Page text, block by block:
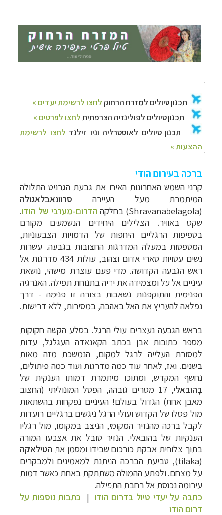
ברכה בעירום הודי
קרני השמש האחרונות האירו את גבעת הגרניט התלולה
המיתמרת מעל העיירהסרוונאבלאגולה
(
Shravanabelagola) בחלקה הדרום-מערבי של הודו.
שקט באוויר. הצלילים היחידים הנשמעים מקורם
בטפיפות הרגליים היחפות של הדמויות הצבעוניות,
המטפסות במעלה המדרגות החצובות בגבעה. עשרות
נשים עטויות סארי אדום וצהוב, עולות 434 מדרגות אל
ראש הגבעה הקדושה. מדי פעם עוצרת מישהי, נושאת
עיניים אל על ומצמידה את ידיה בתנוחת תפילה. האנרגיה
הפנימית והתוקפנות נשאבות בצורה זו פנימה - דרך
נפלאה להעריץ את האל באהבה, במסירות, ללא דרישות.
בראש הגבעה נעצרים עולי הרגל. בסלע הקשה חקוקות
מספר כתובות אבן בכתב הקאנאדה העגלגל, עדות
למסורת העלייה לרגל למקום, הנמשכת מזה מאות
בשנים. ואז, לאחר עוד כמה מדרגות ועוד כמה פיתולים,
נחשף המקדש, ומתוכו מיתמרת דמותו הענקית של
בָּהובּאלי, 17 מטרים
גובהה, הפסל המונוליתי (החצוב
מאבן אחת) הגדול בעולם! העיניים נפקחות בהשתאות
מול פסלו של הקדוש ועולי הרגל ניגשים ברגליים רועדות
לקבל ברכה מהנזיר המקומי, הניצב במקומו, מול רגליו
הענקיות של בהובאלי. הנזיר טובל את אצבעו המורה
בתוך צלוחית אבקת כורכום שבידו ומסמן את הטילאקה
(tilaka), טביעת הברכה הניתנת למאמינים ולמבקרים
על מצחם. ולפתע ההמולה משתתקת באחת כאשר דמות
עירומה נכנסת אל רחבת התפילה.
כתבה על יעדי טיול בדרום הודו| כתבות נוספות על
דרום הודו